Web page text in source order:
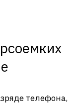
телефона,